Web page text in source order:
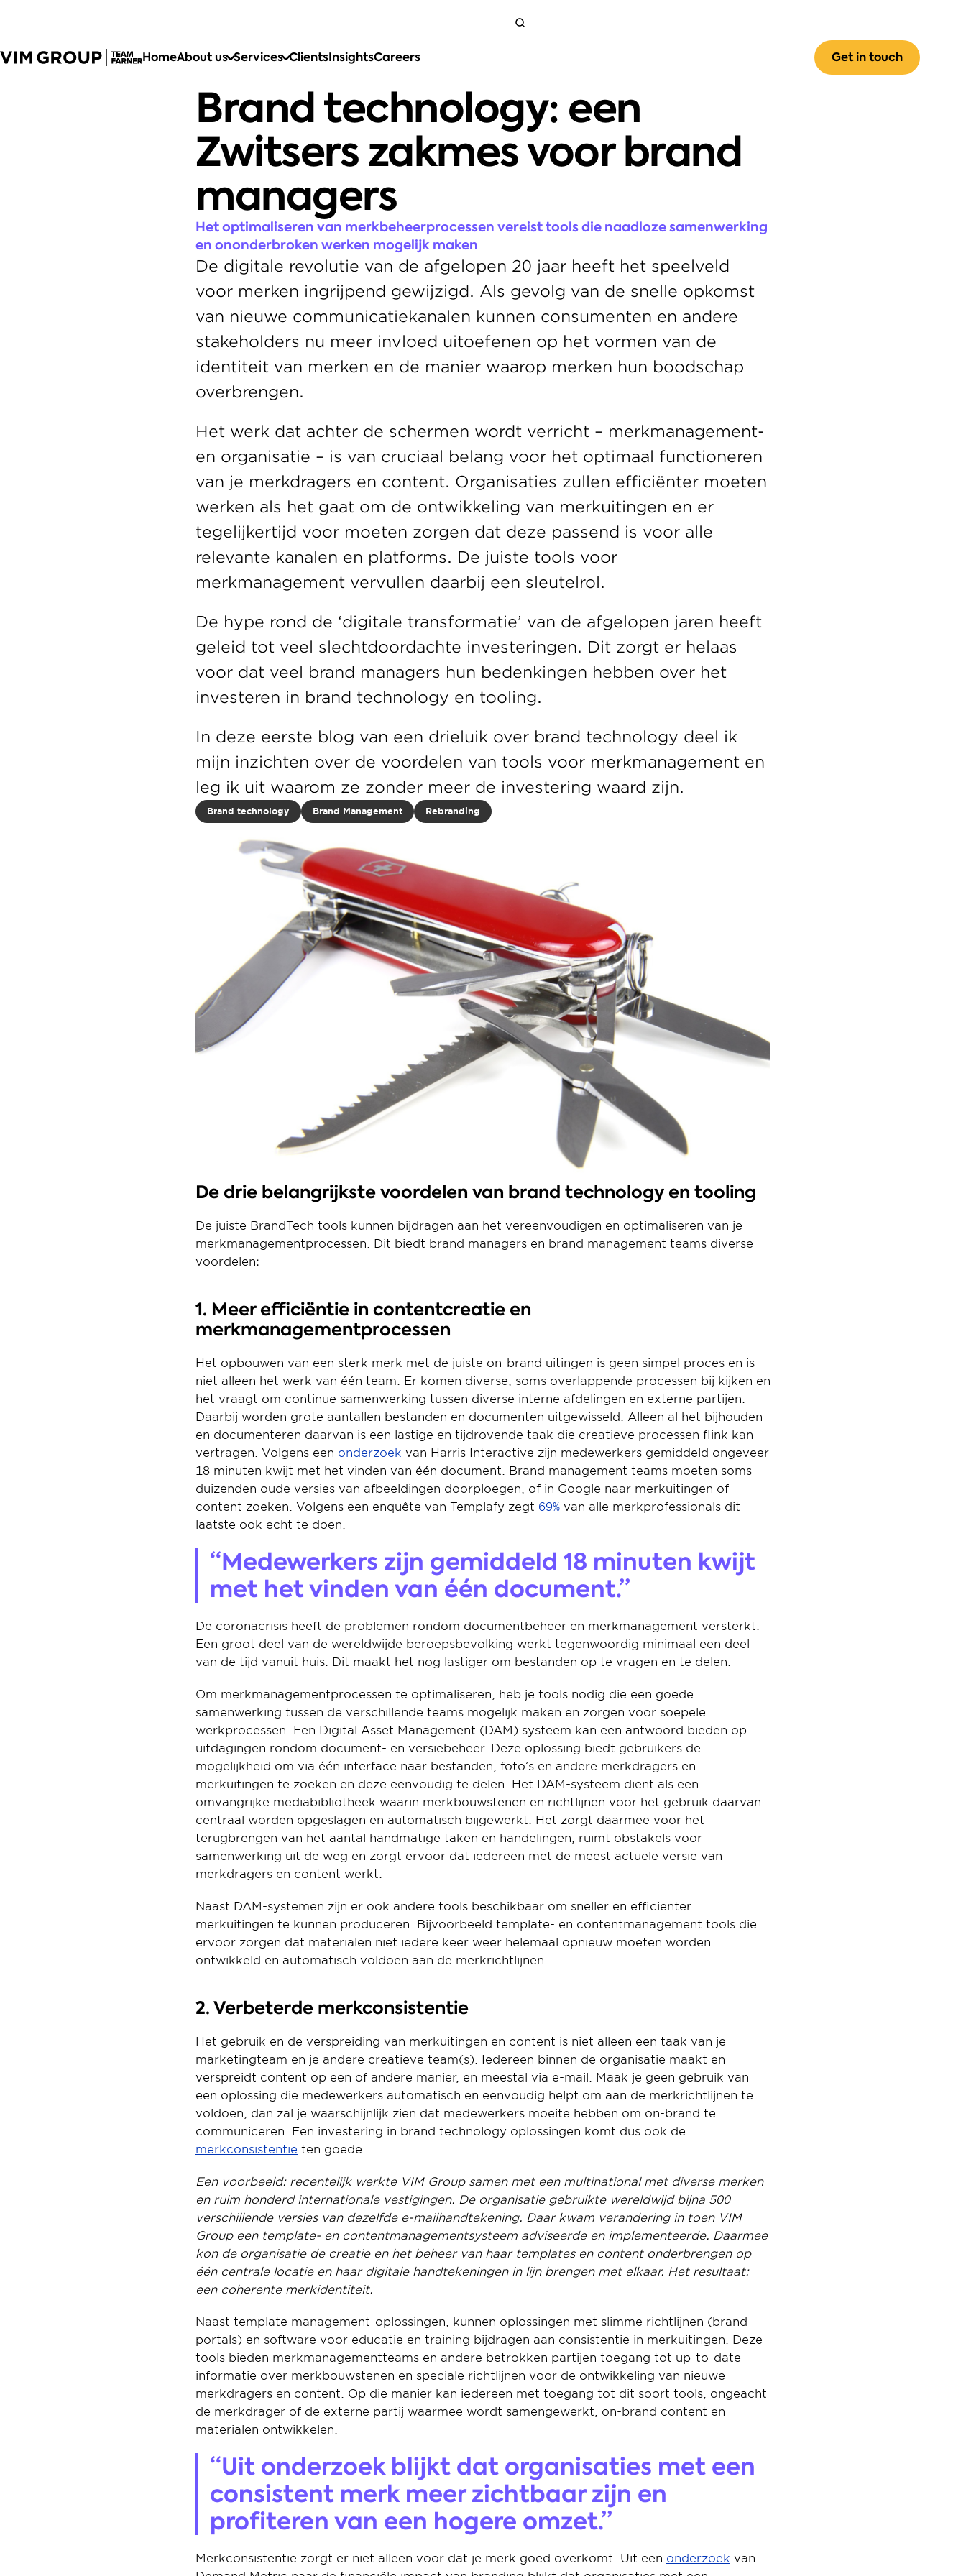
HomeAbout us Services ClientsInsightsCareers Get in touch
Brand technology: een
Zwitsers zakmes voor brand
managers
Het optimaliseren van merkbeheerprocessen vereist tools die naadloze samenwerking
en ononderbroken werken mogelijk maken
De digitale revolutie van de afgelopen 20 jaar heeft het speelveld
voor merken ingrijpend gewijzigd. Als gevolg van de snelle opkomst
van nieuwe communicatiekanalen kunnen consumenten en andere
stakeholders nu meer invloed uitoefenen op het vormen van de
identiteit van merken en de manier waarop merken hun boodschap
overbrengen.
Het werk dat achter de schermen wordt verricht – merkmanagement-
en organisatie – is van cruciaal belang voor het optimaal functioneren
van je merkdragers en content. Organisaties zullen efficiënter moeten
werken als het gaat om de ontwikkeling van merkuitingen en er
tegelijkertijd voor moeten zorgen dat deze passend is voor alle
relevante kanalen en platforms. De juiste tools voor
merkmanagement vervullen daarbij een sleutelrol.
De hype rond de ‘digitale transformatie’ van de afgelopen jaren heeft
geleid tot veel slechtdoordachte investeringen. Dit zorgt er helaas
voor dat veel brand managers hun bedenkingen hebben over het
investeren in brand technology en tooling.
In deze eerste blog van een drieluik over brand technology deel ik
mijn inzichten over de voordelen van tools voor merkmanagement en
leg ik uit waarom ze zonder meer de investering waard zijn.
Brand technology Brand Management Rebranding
De drie belangrijkste voordelen van brand technology en tooling
De juiste BrandTech tools kunnen bijdragen aan het vereenvoudigen en optimaliseren van je
merkmanagementprocessen. Dit biedt brand managers en brand management teams diverse
voordelen:
1. Meer efficiëntie in contentcreatie en
merkmanagementprocessen
Het opbouwen van een sterk merk met de juiste on-brand uitingen is geen simpel proces en is
niet alleen het werk van één team. Er komen diverse, soms overlappende processen bij kijken en
het vraagt om continue samenwerking tussen diverse interne afdelingen en externe partijen.
Daarbij worden grote aantallen bestanden en documenten uitgewisseld. Alleen al het bijhouden
en documenteren daarvan is een lastige en tijdrovende taak die creatieve processen flink kan
vertragen. Volgens een onderzoek van Harris Interactive zijn medewerkers gemiddeld ongeveer
18 minuten kwijt met het vinden van één document. Brand management teams moeten soms
duizenden oude versies van afbeeldingen doorploegen, of in Google naar merkuitingen of
content zoeken. Volgens een enquête van Templafy zegt 69% van alle merkprofessionals dit
laatste ook echt te doen.
“Medewerkers zijn gemiddeld 18 minuten kwijt
met het vinden van één document.”
De coronacrisis heeft de problemen rondom documentbeheer en merkmanagement versterkt.
Een groot deel van de wereldwijde beroepsbevolking werkt tegenwoordig minimaal een deel
van de tijd vanuit huis. Dit maakt het nog lastiger om bestanden op te vragen en te delen.
Om merkmanagementprocessen te optimaliseren, heb je tools nodig die een goede
samenwerking tussen de verschillende teams mogelijk maken en zorgen voor soepele
werkprocessen. Een Digital Asset Management (DAM) systeem kan een antwoord bieden op
uitdagingen rondom document- en versiebeheer. Deze oplossing biedt gebruikers de
mogelijkheid om via één interface naar bestanden, foto’s en andere merkdragers en
merkuitingen te zoeken en deze eenvoudig te delen. Het DAM-systeem dient als een
omvangrijke mediabibliotheek waarin merkbouwstenen en richtlijnen voor het gebruik daarvan
centraal worden opgeslagen en automatisch bijgewerkt. Het zorgt daarmee voor het
terugbrengen van het aantal handmatige taken en handelingen, ruimt obstakels voor
samenwerking uit de weg en zorgt ervoor dat iedereen met de meest actuele versie van
merkdragers en content werkt.
Naast DAM-systemen zijn er ook andere tools beschikbaar om sneller en efficiënter
merkuitingen te kunnen produceren. Bijvoorbeeld template- en contentmanagement tools die
ervoor zorgen dat materialen niet iedere keer weer helemaal opnieuw moeten worden
ontwikkeld en automatisch voldoen aan de merkrichtlijnen.
2. Verbeterde merkconsistentie
Het gebruik en de verspreiding van merkuitingen en content is niet alleen een taak van je
marketingteam en je andere creatieve team(s). Iedereen binnen de organisatie maakt en
verspreidt content op een of andere manier, en meestal via e-mail. Maak je geen gebruik van
een oplossing die medewerkers automatisch en eenvoudig helpt om aan de merkrichtlijnen te
voldoen, dan zal je waarschijnlijk zien dat medewerkers moeite hebben om on-brand te
merkconsistentie ten goede.
Een voorbeeld: recentelijk werkte VIM Group samen met een multinational met diverse merken
en ruim honderd internationale vestigingen. De organisatie gebruikte wereldwijd bijna 500
verschillende versies van dezelfde e-mailhandtekening. Daar kwam verandering in toen VIM
Group een template- en contentmanagementsysteem adviseerde en implementeerde. Daarmee
kon de organisatie de creatie en het beheer van haar templates en content onderbrengen op
één centrale locatie en haar digitale handtekeningen in lijn brengen met elkaar. Het resultaat:
een coherente merkidentiteit.
Naast template management-oplossingen, kunnen oplossingen met slimme richtlijnen (brand
portals) en software voor educatie en training bijdragen aan consistentie in merkuitingen. Deze
tools bieden merkmanagementteams en andere betrokken partijen toegang tot up-to-date
informatie over merkbouwstenen en speciale richtlijnen voor de ontwikkeling van nieuwe
merkdragers en content. Op die manier kan iedereen met toegang tot dit soort tools, ongeacht
de merkdrager of de externe partij waarmee wordt samengewerkt, on-brand content en
materialen ontwikkelen.
“Uit onderzoek blijkt dat organisaties met een
consistent merk meer zichtbaar zijn en
profiteren van een hogere omzet.”
Merkconsistentie zorgt er niet alleen voor dat je merk goed overkomt. Uit een onderzoek van